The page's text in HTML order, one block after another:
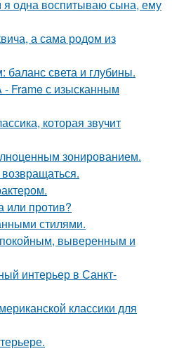
одна воспитываю сына, ему
а сама родом из
баланс света и глубины.
Frame с изысканным
которая звучит
зонированием.
или против?
стилями.
выверенным и
интерьер в Санкт-
классики для